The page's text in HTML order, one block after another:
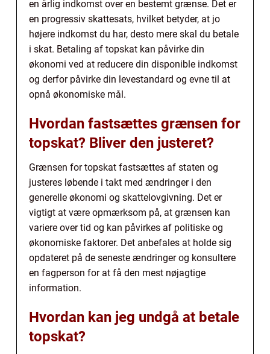
en årlig indkomst over en bestemt grænse. Det er
en progressiv skattesats, hvilket betyder, at jo
højere indkomst du har, desto mere skal du betale
i skat. Betaling af topskat kan påvirke din
økonomi ved at reducere din disponible indkomst
og derfor påvirke din levestandard og evne til at
opnå økonomiske mål.
Hvordan fastsættes grænsen for
topskat? Bliver den justeret?
Grænsen for topskat fastsættes af staten og
justeres løbende i takt med ændringer i den
generelle økonomi og skattelovgivning. Det er
vigtigt at være opmærksom på, at grænsen kan
variere over tid og kan påvirkes af politiske og
økonomiske faktorer. Det anbefales at holde sig
opdateret på de seneste ændringer og konsultere
en fagperson for at få den mest nøjagtige
information.
Hvordan kan jeg undgå at betale
topskat?